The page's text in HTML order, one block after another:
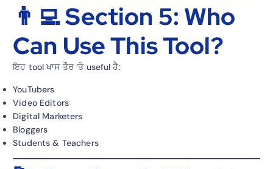
👨‍💻 Section 5: Who
Can Use This Tool?
ਇਹ tool ਖਾਸ ਤੌਰ ‘ਤੇ useful ਹੈ:
YouTubers
Video Editors
Digital Marketers
Bloggers
Students & Teachers